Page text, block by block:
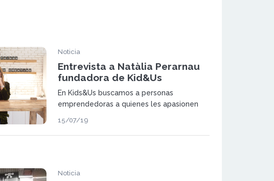
Noticia
Entrevista a Natàlia Perarnau
fundadora de Kid&Us
En Kids&Us buscamos a personas
emprendedoras a quienes les apasionen
quieran sumarse a un proyecto consolidado
y en crecimiento
15/07/19
Noticia